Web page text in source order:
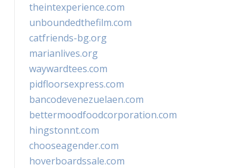
theintexperience.com
unboundedthefilm.com
catfriends-bg.org
marianlives.org
waywardtees.com
pidfloorsexpress.com
bancodevenezuelaen.com
bettermoodfoodcorporation.com
hingstonnt.com
chooseagender.com
hoverboardssale.com